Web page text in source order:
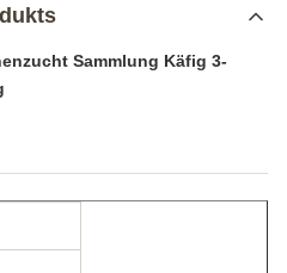
Sammlung Käfig 3-